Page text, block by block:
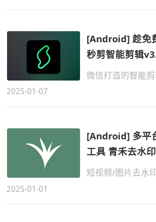
[Android] 趁免
秒剪智能剪辑
微信打造的智能
2025-01-07
[Android] 多平
工具 青禾去水
版
短视频/图片去水
2025-01-01